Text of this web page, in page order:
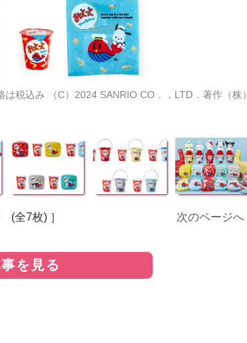
税込み （C）2024 SANRIO CO．，LTD．著作（株）
(全7枚) ］ 次のページへ
を見る